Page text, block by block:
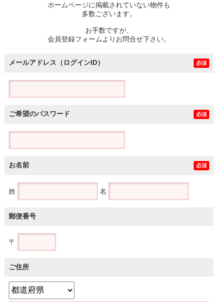
ホームページに掲載されていない物件も
多数ございます。
お手数ですが、
会員登録フォームよりお問合せ下さい。
メールアドレス（ログインID） 必須
ご希望のパスワード 必須
お名前 必須
姓 名
郵便番号
〒
ご住所